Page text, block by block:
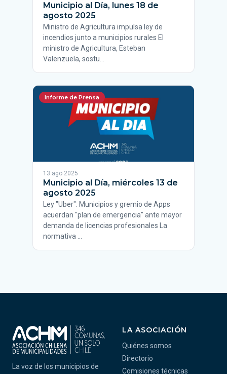
Municipio al Día, lunes 18 de
agosto 2025
Ministro de Agricultura impulsa ley de
incendios junto a municipios rurales El
ministro de Agricultura, Esteban
Valenzuela, sostu…
Informe de Prensa
13 ago 2025
Municipio al Día, miércoles 13 de
agosto 2025
Ley "Uber": Municipios y gremio de Apps
acuerdan "plan de emergencia" ante mayor
demanda de licencias profesionales La
normativa …
La voz de los municipios de
LA ASOCIACIÓN
Quiénes somos
Directorio
Comisiones técnicas